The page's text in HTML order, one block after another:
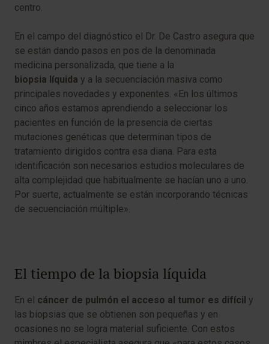
centro.
En el campo del diagnóstico el Dr. De Castro asegura que
se están dando pasos en pos de la denominada
medicina personalizada, que tiene a la
biopsia líquida y a la secuenciación masiva como
principales novedades y exponentes. «En los últimos
cinco años estamos aprendiendo a seleccionar los
pacientes en función de la presencia de ciertas
mutaciones genéticas que determinan tipos de
tratamiento dirigidos contra esa diana. Para esta
identificación son necesarios estudios moleculares de
alta complejidad que habitualmente se hacían uno a uno.
Por suerte, actualmente se están incorporando técnicas
de secuenciación múltiple».
El tiempo de la biopsia líquida
En el cáncer de pulmón el acceso al tumor es difícil y
las biopsias que se obtienen son pequeñas y en
ocasiones no se logra material suficiente. Con estos